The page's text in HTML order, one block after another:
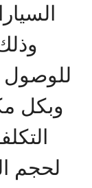
وبكل
لحجم